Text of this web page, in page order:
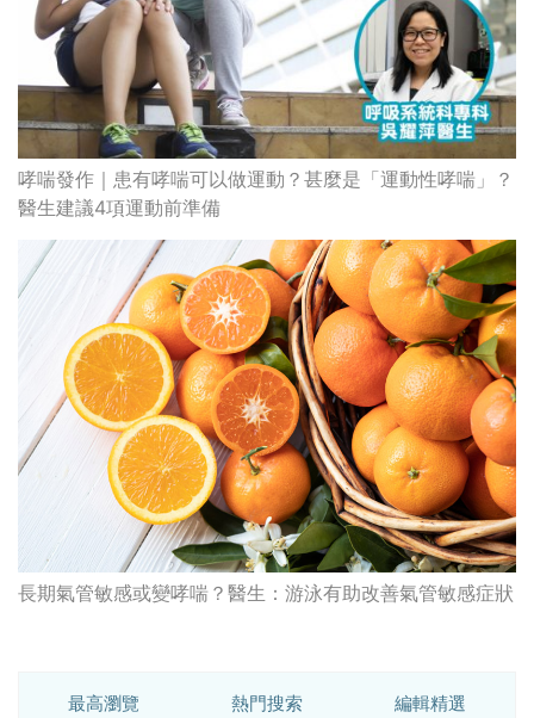
哮喘發作｜患有哮喘可以做運動？甚麼是「運動性哮喘」？
醫生建議4項運動前準備
長期氣管敏感或變哮喘？醫生：游泳有助改善氣管敏感症狀
最高瀏覽 熱門搜索 編輯精選